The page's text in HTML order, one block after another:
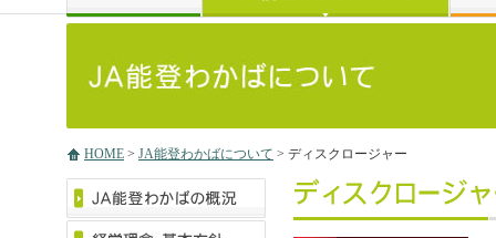
HOME > JA能登わかばについて > ディスクロージャー